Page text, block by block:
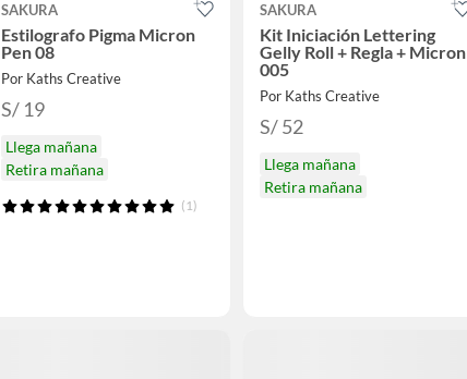
SAKURA
Estilografo Pigma Micron
Pen 08
Por Kaths Creative
S/ 19
Llega mañana
Retira mañana
(1)
SAKURA
Kit Iniciación Lettering
Gelly Roll + Regla + Micron
005
Por Kaths Creative
S/ 52
Llega mañana
Retira mañana